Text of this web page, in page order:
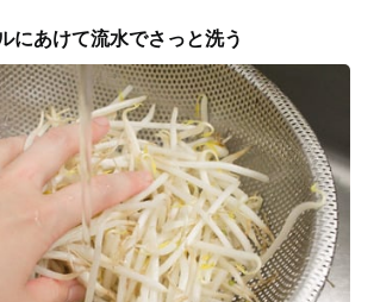
にあけて流水でさっと洗う